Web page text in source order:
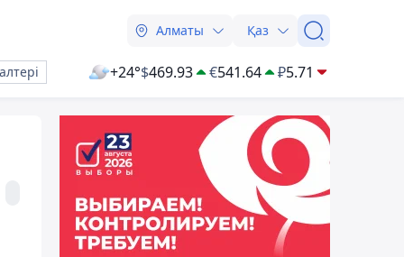
Алматы Қаз
+24°$469.93 €541.64 ₽5.71